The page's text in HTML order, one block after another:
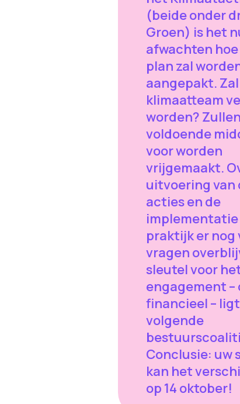
(beide onder
Groen) is het
afwachten
plan zal
aangepakt.
klimaatteam
worden?
voldoende
voor worden
vrijgemaakt.
uitvoering van
acties en de
implementatie
praktijk er nog
vragen
sleutel voor
engagement –
financieel –
volgende
Conclusie: uw
kan het
op 14 oktober!